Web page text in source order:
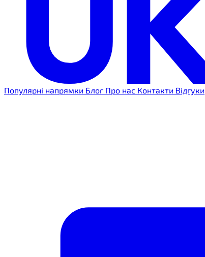
Популярні напрямки Блог Про нас Контакти Відгуки